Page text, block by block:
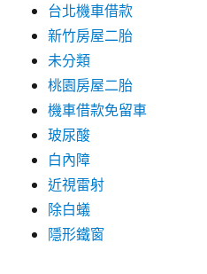
台北機車借款
新竹房屋二胎
未分類
桃園房屋二胎
機車借款免留車
玻尿酸
白內障
近視雷射
除白蟻
隱形鐵窗